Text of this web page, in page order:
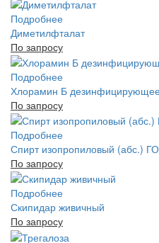
Подробнее
Диметилфталат
По запросу
Подробнее
Хлорамин Б дезинфицирующее
По запросу
Подробнее
Спирт изопропиловый (абс.)
По запросу
Подробнее
Скипидар живичный
По запросу